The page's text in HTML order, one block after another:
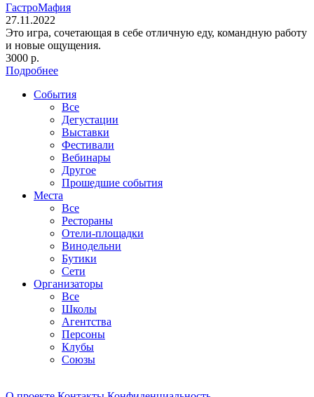
ГастроМафия
27.11.2022
Это игра, сочетающая в себе отличную еду, командную работу
и новые ощущения.
3000 р.
Подробнее
События
Все
Дегустации
Выставки
Фестивали
Вебинары
Другое
Прошедшие события
Места
Все
Рестораны
Отели-площадки
Винодельни
Бутики
Сети
Организаторы
Все
Школы
Агентства
Персоны
Клубы
Союзы